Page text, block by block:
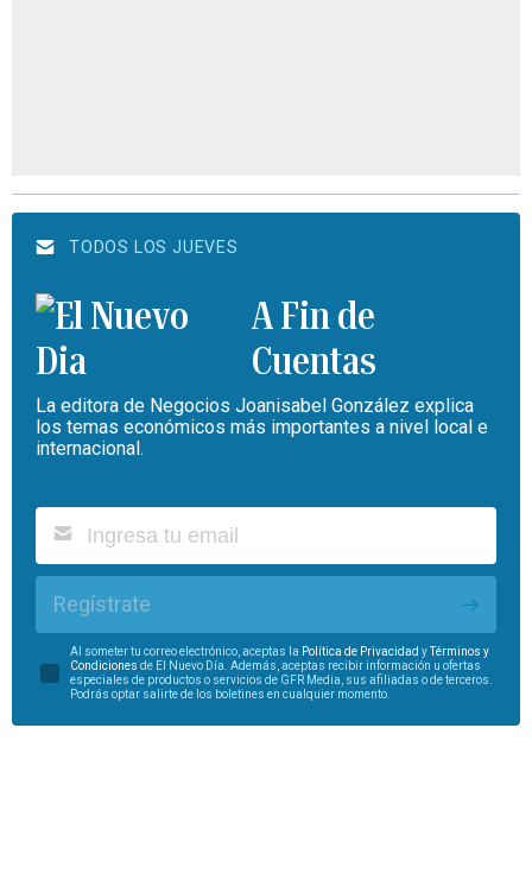
TODOS LOS JUEVES
A Fin de
Cuentas
La editora de Negocios Joanisabel González explica
los temas económicos más importantes a nivel local e
internacional.
Regístrate
Al someter tu correo electrónico, aceptas la Política de Privacidad yTérminos y
Condiciones de El Nuevo Día. Además, aceptas recibir información u ofertas
especiales de productos o servicios de GFR Media, sus afiliadas o de terceros.
Podrás optar salirte de los boletines en cualquier momento.